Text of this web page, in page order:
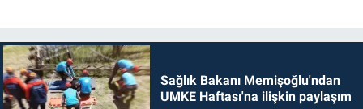
Sağlık Bakanı Memişoğlu'ndan
UMKE Haftası'na ilişkin paylaşım